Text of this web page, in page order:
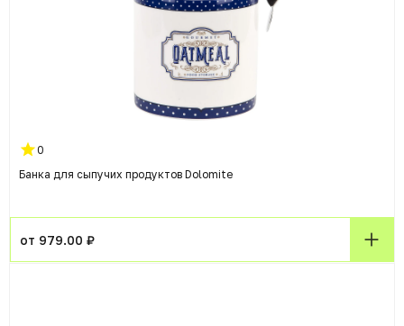
0
Банка для сыпучих продуктов Dolomite
от 979.00 ₽